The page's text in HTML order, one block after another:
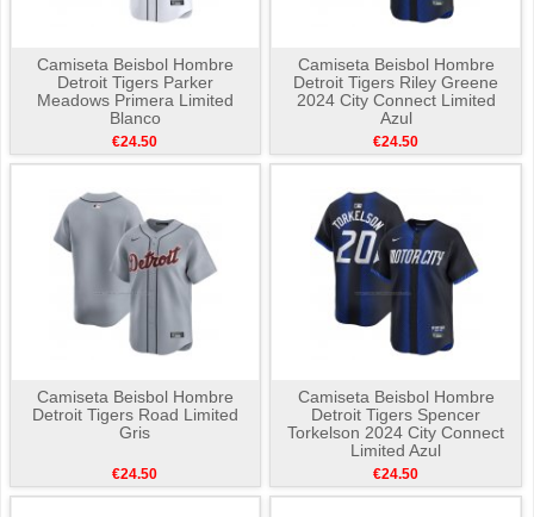
Camiseta Beisbol Hombre
Detroit Tigers Parker
Meadows Primera Limited
Blanco
€24.50
Camiseta Beisbol Hombre
Detroit Tigers Riley Greene
2024 City Connect Limited
Azul
€24.50
Camiseta Beisbol Hombre
Detroit Tigers Road Limited
Gris
€24.50
Camiseta Beisbol Hombre
Detroit Tigers Spencer
Torkelson 2024 City Connect
Limited Azul
€24.50